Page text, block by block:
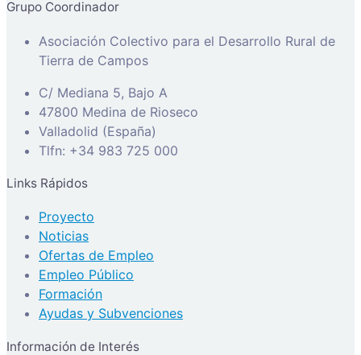
Grupo Coordinador
Asociación Colectivo para el Desarrollo Rural de
Tierra de Campos
C/ Mediana 5, Bajo A
47800 Medina de Rioseco
Valladolid (España)
Tlfn: +34 983 725 000
Links Rápidos
Proyecto
Noticias
Ofertas de Empleo
Empleo Público
Formación
Ayudas y Subvenciones
Información de Interés